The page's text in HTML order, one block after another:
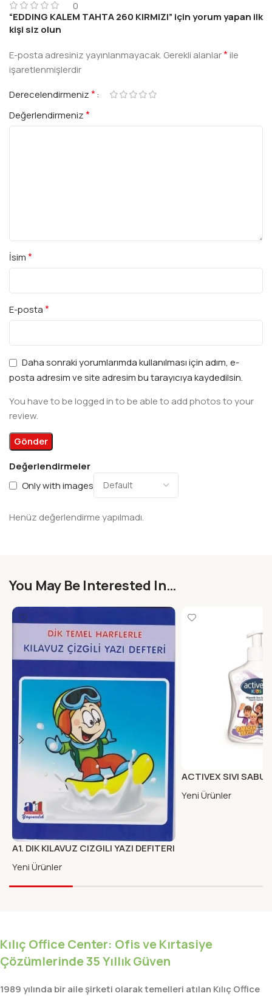
0
Değerlendirmeler
Only with images
Henüz değerlendirme yapılmadı.
“EDDING KALEM TAHTA 260 KIRMIZI” için yorum yapan ilk
kişi siz olun
E-posta adresiniz yayınlanmayacak. Gerekli alanlar*ile
işaretlenmişlerdir
Derecelendirmeniz*
Değerlendirmeniz*
İsim*
E-posta*
Daha sonraki yorumlarımda kullanılması için adım, e-
posta adresim ve site adresim bu tarayıcıya kaydedilsin.
You have to be logged in to be able to add photos to your
review.
You May Be Interested In…
A1. DIK KILAVUZ CIZGILI YAZI DEFITERI
KARTON KAPAK
Yeni Ürünler
ACTIVEX SIVI
Yeni Ürünler
Kılıç Office Center: Ofis ve Kırtasiye
Çözümlerinde 35 Yıllık Güven
1989 yılında bir aile şirketi olarak temelleri atılan Kılıç Office